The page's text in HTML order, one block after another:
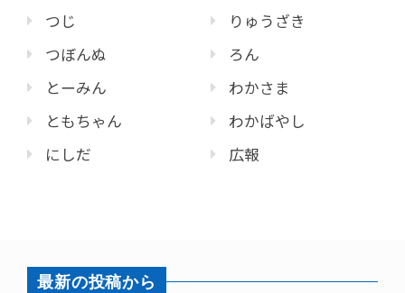
つじ
つぼんぬ
とーみん
ともちゃん
にしだ
りゅうざき
ろん
わかさま
わかばやし
広報
最新の投稿から